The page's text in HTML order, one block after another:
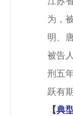
为，
明、
被告
刑五
跃有
【典